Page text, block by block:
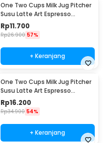
One Two Cups Milk Jug Pitcher
Susu Latte Art Espresso
Stainless Steel 1oz - S06HG
Rp11.700
Rp26.900 57%
+ Keranjang
One Two Cups Milk Jug Pitcher
Susu Latte Art Espresso
Stainless Steel 3oz - S06HG
Rp16.200
Rp34.900 54%
+ Keranjang